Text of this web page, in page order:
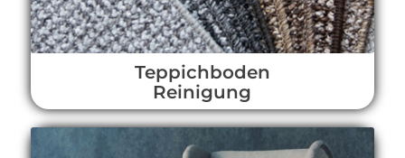
Teppichboden
Reinigung